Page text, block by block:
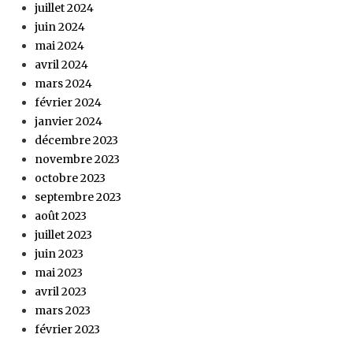
juillet 2024
juin 2024
mai 2024
avril 2024
mars 2024
février 2024
janvier 2024
décembre 2023
novembre 2023
octobre 2023
septembre 2023
août 2023
juillet 2023
juin 2023
mai 2023
avril 2023
mars 2023
février 2023